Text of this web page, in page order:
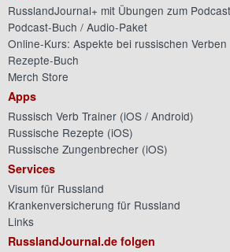
RusslandJournal+ mit Übungen zum Podcast
Podcast-Buch / Audio-Paket
Online-Kurs: Aspekte bei russischen Verben
Rezepte-Buch
Merch Store
Apps
Russisch Verb Trainer (iOS / Android)
Russische Rezepte (iOS)
Russische Zungenbrecher (iOS)
Services
Visum für Russland
Krankenversicherung für Russland
Links
RusslandJournal.de folgen